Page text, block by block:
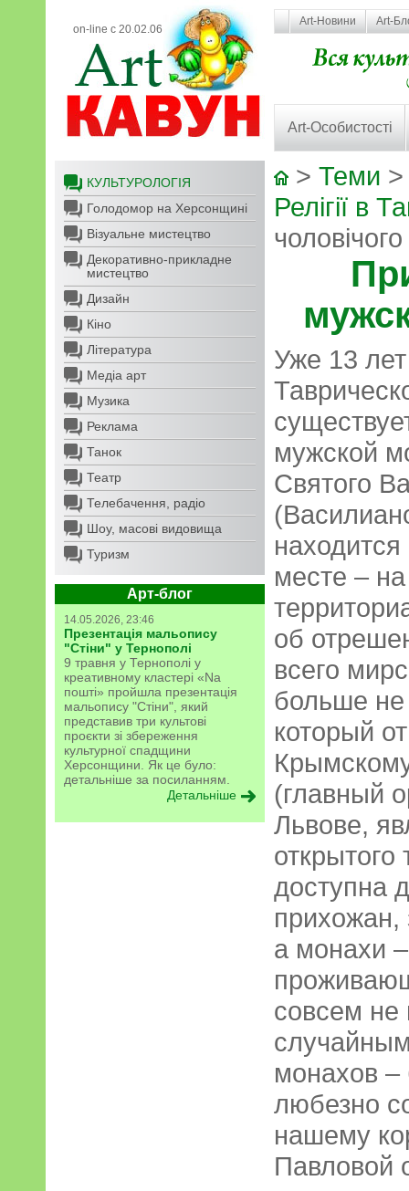
on-line с 20.02.06
Art-Новини Art-
Art-Особистості
КУЛЬТУРОЛОГІЯ
Голодомор на Херсонщині
Візуальне мистецтво
Декоративно-прикладне
мистецтво
Дизайн
Кіно
Література
Медіа арт
Музика
Реклама
Танок
Театр
Телебачення, радіо
Шоу, масові видовища
Туризм
Арт-блог
14.05.2026, 23:46
Презентація мальопису
"Стіни" у Тернополі
9 травня у Тернополі у
креативному кластері «Na
пошті» пройшла презентація
мальопису "Стіни", який
представив три культові
проєкти зі збереження
культурної спадщини
Херсонщини. Як це було:
детальніше за посиланням.
Детальніше
> Теми
Релігії в
Уже 13
мужской
Святого
месте –
об
всего
больше не
который
(главный
Львове,
открытого
доступна
прихожан,
а монахи
совсем не
монахов –
любезно
нашему
Павловой